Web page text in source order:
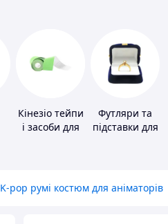
Кінезіо тейпи
і засоби для
Футляри та
підставки для
K-pop румі костюм для аніматорів